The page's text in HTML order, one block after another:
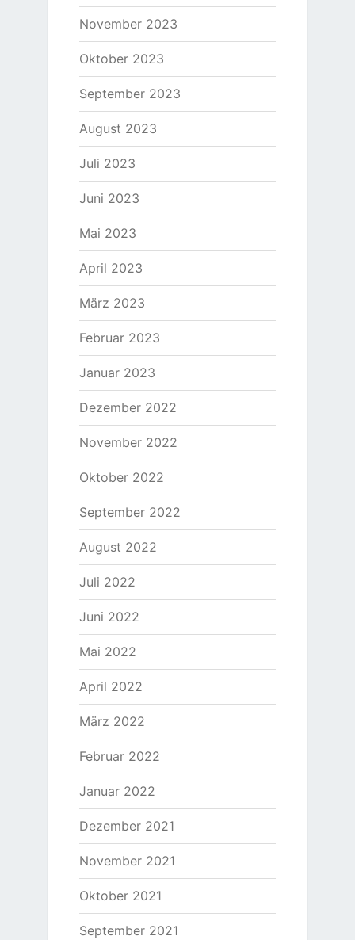
November 2023
Oktober 2023
September 2023
August 2023
Juli 2023
Juni 2023
Mai 2023
April 2023
März 2023
Februar 2023
Januar 2023
Dezember 2022
November 2022
Oktober 2022
September 2022
August 2022
Juli 2022
Juni 2022
Mai 2022
April 2022
März 2022
Februar 2022
Januar 2022
Dezember 2021
November 2021
Oktober 2021
September 2021